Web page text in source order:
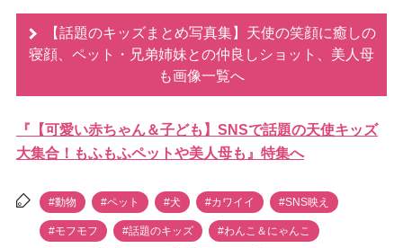
【話題のキッズまとめ写真集】天使の笑顔に癒しの
寝顔、ペット・兄弟姉妹との仲良しショット、美人母
も画像一覧へ
『【可愛い赤ちゃん＆子ども】SNSで話題の天使キッズ
大集合！もふもふペットや美人母も』特集へ
#動物 #ペット #犬 #カワイイ #SNS映え
#モフモフ #話題のキッズ #わんこ＆にゃんこ